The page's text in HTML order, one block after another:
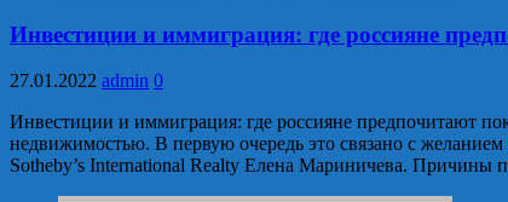
Инвестиции и иммиграция: где россияне
27.01.2022 admin 0
Инвестиции и иммиграция: где россияне предпочитают
недвижимостью. В первую очередь это связано с
Sotheby’s International Realty Елена Мариничева. Причины